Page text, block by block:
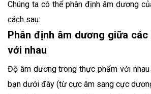
Chúng ta có thể phân định âm dương
cách sau:
Phân định âm dương giữa
với nhau
Độ âm dương trong thực phẩm với
bạn dưới đây (từ cực âm sang cực